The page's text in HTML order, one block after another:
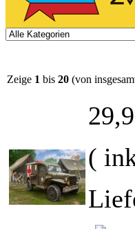
Zeige 1 bis 20 (von
(